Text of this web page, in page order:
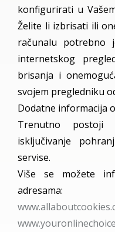
konfigurirati u
Želite li izbrisati ili
računalu potrebno
internetskog
brisanja i
svojem pregledniku
Dodatne informacija
Trenutno postoji
isključivanje
servise.
Više se možete
adresama: